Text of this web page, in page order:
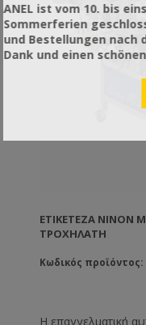
ΕΤΙΚΕΤΈΖΑ NINON
ΤΡΟΧΉΛΑΤΗ
Κωδικός προϊόντος:
Η επαγγελματική
ANEL ist vom 10. bis
Sommerferien
und Bestellungen nach
Dank und einen